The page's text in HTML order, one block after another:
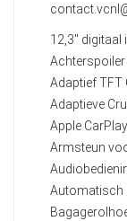
12,3" digitaal
Adaptief TFT
Adaptieve
Apple
Armsteun
Automatisch